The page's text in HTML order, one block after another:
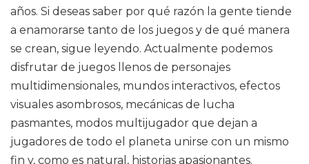
años. Si deseas saber por qué razón la gente tiende
a enamorarse tanto de los juegos y de qué manera
se crean, sigue leyendo. Actualmente podemos
disfrutar de juegos llenos de personajes
multidimensionales, mundos interactivos, efectos
visuales asombrosos, mecánicas de lucha
pasmantes, modos multijugador que dejan a
jugadores de todo el planeta unirse con un mismo
fin y, como es natural, historias apasionantes.